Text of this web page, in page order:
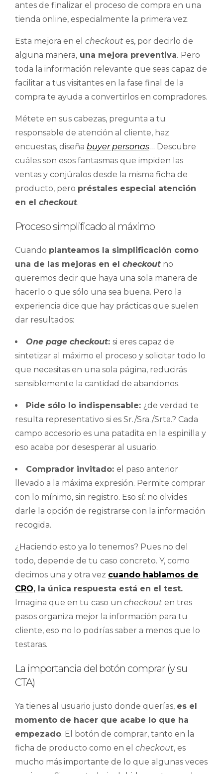
antes de finalizar el proceso de compra en una
tienda online, especialmente la primera vez.
Esta mejora en el checkout es, por decirlo de
alguna manera, una mejora preventiva. Pero
toda la información relevante que seas capaz de
facilitar a tus visitantes en la fase final de la
compra te ayuda a convertirlos en compradores.
Métete en sus cabezas, pregunta a tu
responsable de atención al cliente, haz
encuestas, diseña buyer personas… Descubre
cuáles son esos fantasmas que impiden las
ventas y conjúralos desde la misma ficha de
producto, pero préstales especial atención
en el checkout.
Proceso simplificado al máximo
Cuando planteamos la simplificación como
una de las mejoras en el checkout no
queremos decir que haya una sola manera de
hacerlo o que sólo una sea buena. Pero la
experiencia dice que hay prácticas que suelen
dar resultados:
One page checkout: si eres capaz de
sintetizar al máximo el proceso y solicitar todo lo
que necesitas en una sola página, reducirás
sensiblemente la cantidad de abandonos.
Pide sólo lo indispensable: ¿de verdad te
resulta representativo si es Sr./Sra./Srta.? Cada
campo accesorio es una patadita en la espinilla y
eso acaba por desesperar al usuario.
Comprador invitado: el paso anterior
llevado a la máxima expresión. Permite comprar
con lo mínimo, sin registro. Eso sí: no olvides
darle la opción de registrarse con la información
recogida.
¿Haciendo esto ya lo tenemos? Pues no del
todo, depende de tu caso concreto. Y, como
decimos una y otra vez cuando hablamos de
CRO, la única respuesta está en el test.
Imagina que en tu caso un checkout en tres
pasos organiza mejor la información para tu
cliente, eso no lo podrías saber a menos que lo
testaras.
La importancia del botón comprar (y su
CTA)
Ya tienes al usuario justo donde querías, es el
momento de hacer que acabe lo que ha
empezado. El botón de comprar, tanto en la
ficha de producto como en el checkout, es
mucho más importante de lo que algunas veces